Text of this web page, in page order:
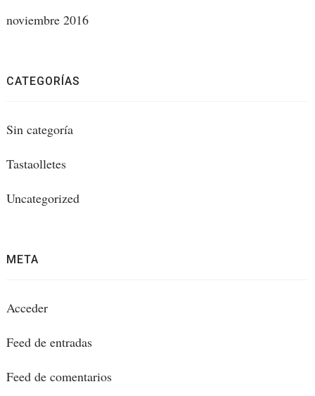
noviembre 2016
CATEGORÍAS
Sin categoría
Tastaolletes
Uncategorized
META
Acceder
Feed de entradas
Feed de comentarios